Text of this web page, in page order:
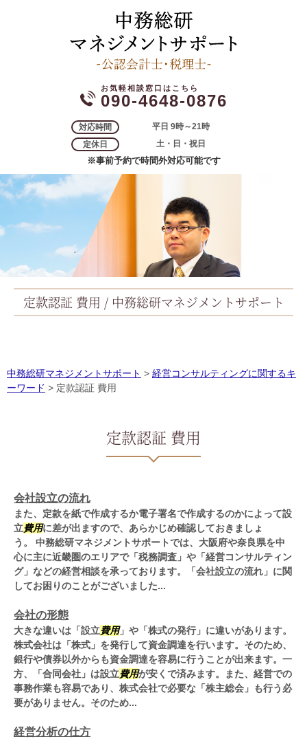
090-4648-0876
対応時間
平日 9時～21時
定休日
土・日・祝日
※事前予約で時間外対応可能です
定款認証 費用 / 中務総研マネジメントサポート
中務総研マネジメントサポート > 経営コンサルティングに関するキ
ーワード > 定款認証 費用
定款認証 費用
会社設立の流れ
また、定款を紙で作成するか電子署名で作成するのかによって設
立費用に差が出ますので、あらかじめ確認しておきましょ
う。 中務総研マネジメントサポートでは、大阪府や奈良県を中
心に主に近畿圏のエリアで「税務調査」や「経営コンサルティン
グ」などの経営相談を承っております。「会社設立の流れ」に関
してお困りのことがございました...
会社の形態
大きな違いは「設立費用」や「株式の発行」に違いがあります。
株式会社は「株式」を発行して資金調達を行います。そのため、
銀行や債券以外からも資金調達を容易に行うことが出来ます。一
方、「合同会社」は設立費用が安くで済みます。また、経営での
事務作業も容易であり、株式会社で必要な「株主総会」も行う必
要がありません。そのため...
経営分析の仕方